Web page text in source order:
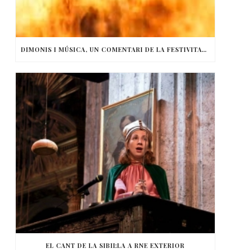
DIMONIS I MÚSICA, UN COMENTARI DE LA FESTIVITAT DE SANT ANTONI
EL CANT DE LA SIBIL·LA A RNE EXTERIOR